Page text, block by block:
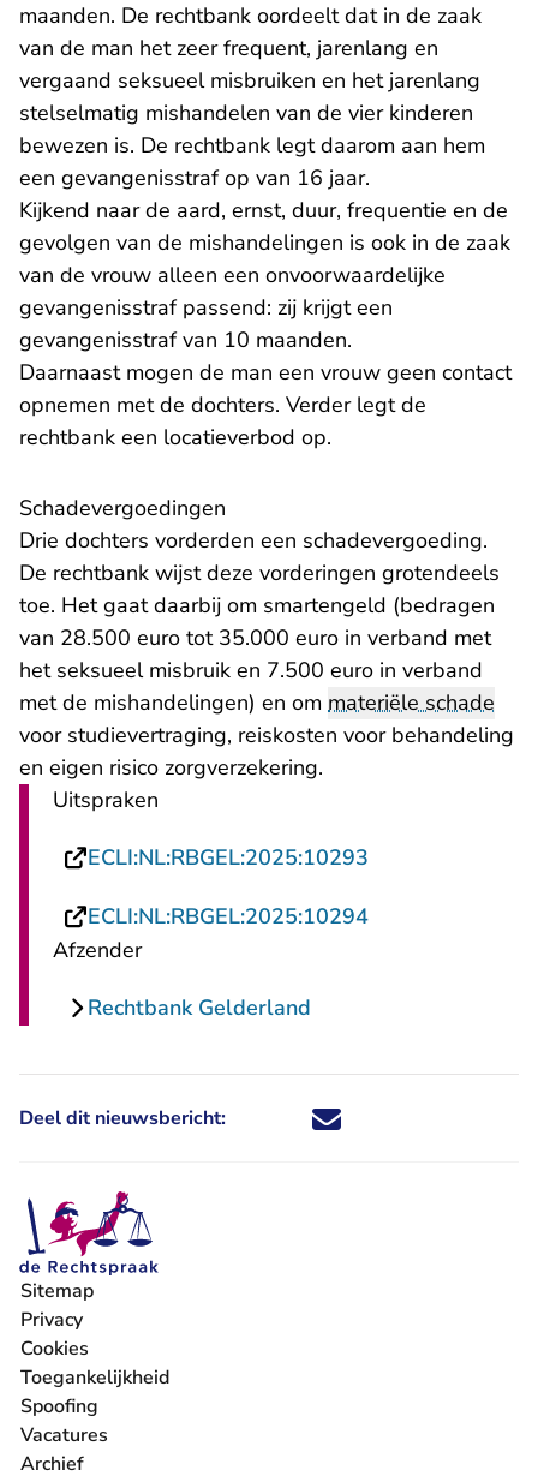
maanden. De rechtbank oordeelt dat in de zaak
van de man het zeer frequent, jarenlang en
vergaand seksueel misbruiken en het jarenlang
stelselmatig mishandelen van de vier kinderen
bewezen is. De rechtbank legt daarom aan hem
een gevangenisstraf op van 16 jaar.
Kijkend naar de aard, ernst, duur, frequentie en de
gevolgen van de mishandelingen is ook in de zaak
van de vrouw alleen een onvoorwaardelijke
gevangenisstraf passend: zij krijgt een
gevangenisstraf van 10 maanden.
Daarnaast mogen de man een vrouw geen contact
opnemen met de dochters. Verder legt de
rechtbank een locatieverbod op.
Schadevergoedingen
Drie dochters vorderden een schadevergoeding.
De rechtbank wijst deze vorderingen grotendeels
toe. Het gaat daarbij om smartengeld (bedragen
van 28.500 euro tot 35.000 euro in verband met
het seksueel misbruik en 7.500 euro in verband
met de mishandelingen) en om materiële schade
voor studievertraging, reiskosten voor behandeling
en eigen risico zorgverzekering.
Uitspraken
ECLI:NL:RBGEL:2025:10293
ECLI:NL:RBGEL:2025:10294- U verlaat
Afzender
Rechtbank Gelderland
Deel dit nieuwsbericht: Deel dit nieuwsbericht via X -
Deel dit nieuwsbericht via
Deel dit nieuwsbericht
Deel dit
Sitemap
Privacy
Cookies
Toegankelijkheid
Spoofing
Vacatures
- U verlaat Rechtspraak.nl
Archief